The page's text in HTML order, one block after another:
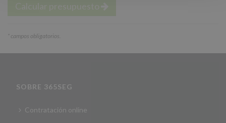
Calcular presupuesto
* campos obligatorios.
SOBRE 365SEG
Contratación online